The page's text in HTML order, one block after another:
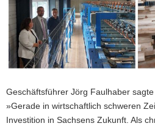
Geschäftsführer Jörg Faulhaber
»Gerade in wirtschaftlich schweren
Investition in Sachsens Zukunft. Als